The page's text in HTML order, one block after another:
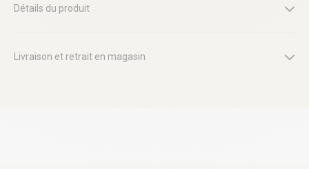
Détails du produit
Livraison et retrait en magasin